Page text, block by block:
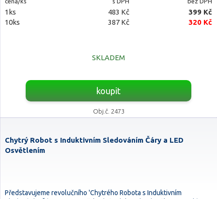
1ks 483 Kč
399 Kč
10ks
387 Kč 320 Kč
SKLADEM
koupit
Obj.č. 2473
Chytrý Robot s Induktivním Sledováním Čáry a LED
Osvětlením
Představujeme revolučního 'Chytrého Robota s Induktivním